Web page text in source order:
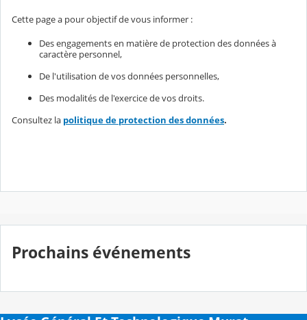
Cette page a pour objectif de vous informer :
Des engagements en matière de protection des données à
caractère personnel,
De l'utilisation de vos données personnelles,
Des modalités de l'exercice de vos droits.
Consultez la politique de protection des données.
Prochains événements